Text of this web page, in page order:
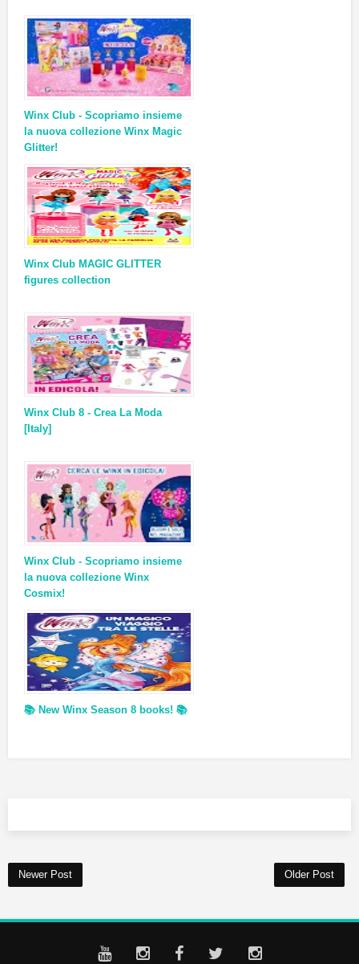
Winx Club - Scopriamo insieme
la nuova collezione Winx Magic
Glitter!
Winx Club MAGIC GLITTER
figures collection
Winx Club 8 - Crea La Moda
[Italy]
Winx Club - Scopriamo insieme
la nuova collezione Winx
Cosmix!
📚 New Winx Season 8 books! 📚
Newer Post Older Post